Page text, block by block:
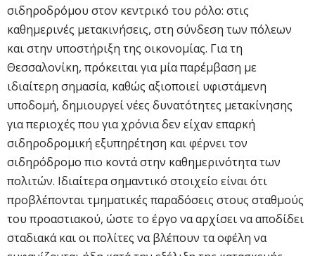
σιδηροδρόμου στον κεντρικό του ρόλο: στις
καθημερινές μετακινήσεις, στη σύνδεση των πόλεων
και στην υποστήριξη της οικονομίας. Για τη
Θεσσαλονίκη, πρόκειται για μία παρέμβαση με
ιδιαίτερη σημασία, καθώς αξιοποιεί υφιστάμενη
υποδομή, δημιουργεί νέες δυνατότητες μετακίνησης
για περιοχές που για χρόνια δεν είχαν επαρκή
σιδηροδρομική εξυπηρέτηση και φέρνει τον
σιδηρόδρομο πιο κοντά στην καθημερινότητα των
πολιτών. Ιδιαίτερα σημαντικό στοιχείο είναι ότι
προβλέπονται τμηματικές παραδόσεις στους σταθμούς
του προαστιακού, ώστε το έργο να αρχίσει να αποδίδει
σταδιακά και οι πολίτες να βλέπουν τα οφέλη να